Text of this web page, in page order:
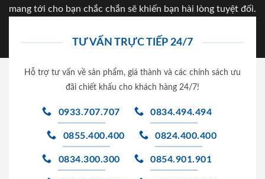
mang tới cho bạn chắc chắn sẽ khiến bạn hài lòng tuyệt đối.
TƯ VẤN TRỰC TIẾP 24/7
Hỗ trợ tư vấn về sản phẩm, giá thành và các chính sách ưu
đãi chiết khấu cho khách hàng 24/7!
0933.707.707 0834.494.494
0855.400.400 0824.400.400
0834.300.300 0854.901.901